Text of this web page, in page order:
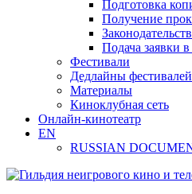
Подготовка
Получение
Подача заявки
Фестивали
Дедлайны фестивалей
Материалы
Киноклубная сеть
Онлайн-кинотеатр
EN
RUSSIAN